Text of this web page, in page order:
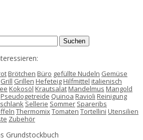
Brötchen Büro gefüllte Nudeln Gemüse
Grill Grillen HefeteigHilfmittel italienisch
Kokosöl KrautsalatMandelmus Mangold
Pseudogetreide Quinoa Ravioli Reinigung
schlank Sellerie Sommer Spareribs
ThermomixTomaten Tortellini Utensilien
Zubehör
Grundstockbuch